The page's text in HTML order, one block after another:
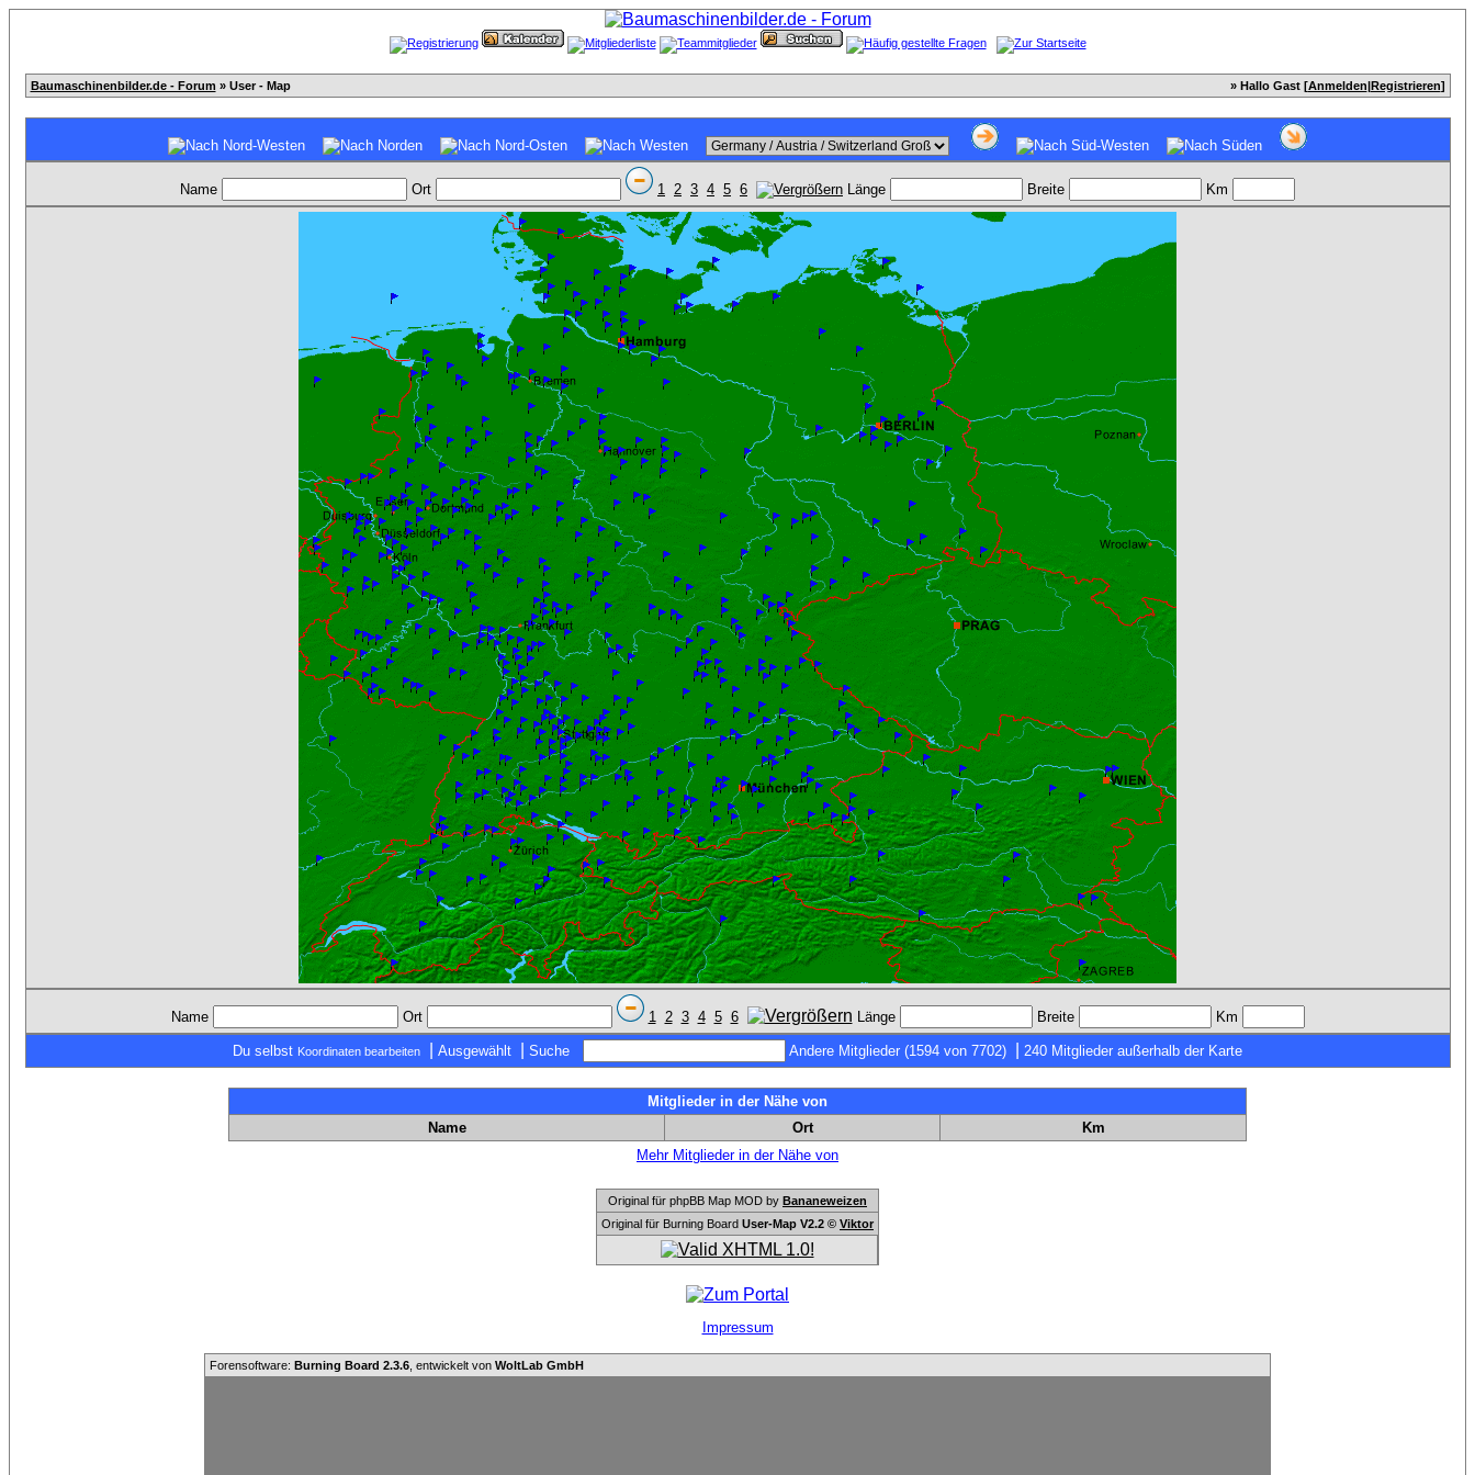
Baumaschinenbilder.de - Forum » User - Map » Hallo Gast [Anmelden|Registrieren]
Name Ort 1 2 3 4 5 6 Länge Breite Km
Name Ort 1 2 3 4 5 6 Länge Breite Km
Du selbst Koordinaten bearbeiten Ausgewählt Suche Andere Mitglieder (1594 von 7702) 240 Mitglieder außerhalb der Karte
Mitglieder in der Nähe von
Name
Ort
Km
Mehr Mitglieder in der Nähe von
Original für phpBB Map MOD by Bananeweizen
Original für Burning Board User-Map V2.2 © Viktor
Impressum
Forensoftware: Burning Board 2.3.6 , entwickelt von WoltLab GmbH